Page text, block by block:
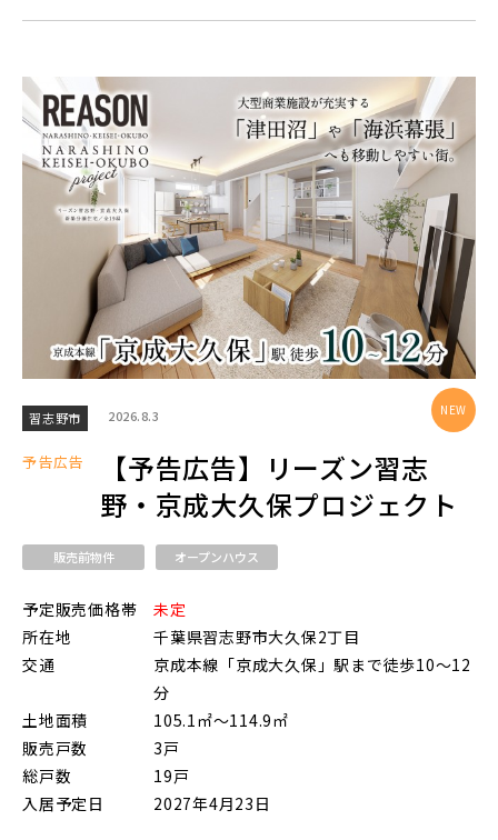
守谷市(0) 松戸市(4)
野田市(1)
柏市(3)
流山市(4) 我孫子市(4)
東京都(5)
足立区(0) 葛飾区(2)
江戸川区(1)
東久留米市(2)
物件を検索する
駅から探す
JR
JR京浜東北線
JR川越線
地図から探す
テーマから探す
画像から探す
地域
埼玉県
習志野市 2026.8.3
予告広告
【予告広告】リーズン習志
野・京成大久保プロジェクト
販売前物件 オープンハウス
予定販売価格帯
未定
所在地
千葉県習志野市大久保2丁目
交通
京成本線「京成大久保」駅まで徒歩10～12
分
土地面積
105.1㎡～114.9㎡
販売戸数
3戸
総戸数
19戸
入居予定日
2027年4月23日